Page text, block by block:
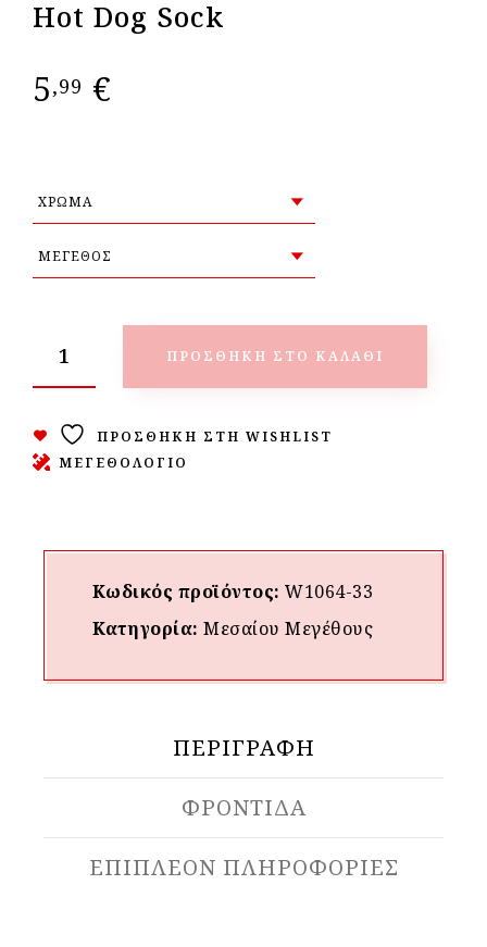
Hot Dog Sock
5,99 €
ΠΡΟΣΘΉΚΗ ΣΤΟ ΚΑΛΆΘΙ
ΠΡΟΣΘΉΚΗ ΣΤΗ WISHLIST
ΜΕΓΕΘΟΛΟΓΙΟ
Κωδικός προϊόντος:W1064-33
Κατηγορία:Μεσαίου Mεγέθους
ΠΕΡΙΓΡΑΦΉ
ΦΡΟΝΤΙΔΑ
ΕΠΙΠΛΈΟΝ ΠΛΗΡΟΦΟΡΊΕΣ